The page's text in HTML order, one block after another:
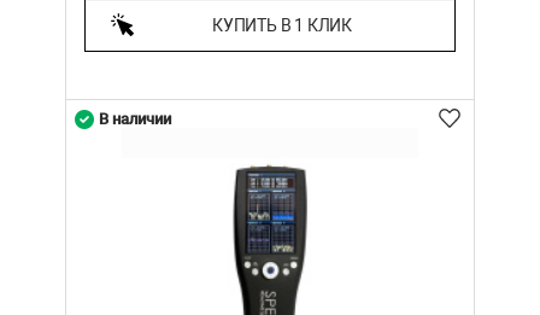
КУПИТЬ В 1 КЛИК
В наличии